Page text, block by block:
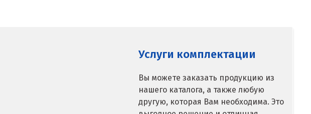
Ульяновск
Услуги комплектации
Вы можете заказать продукцию из
нашего каталога, а также любую
другую, которая Вам необходима. Это